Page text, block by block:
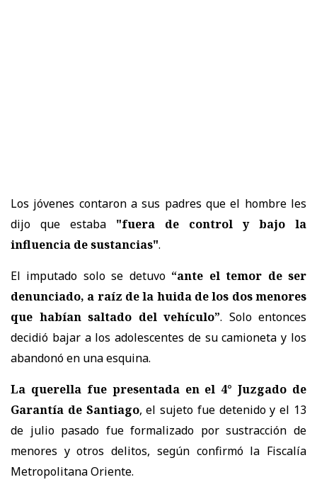
Los jóvenes contaron a sus padres que el hombre les
dijo que estaba "fuera de control y bajo la
influencia de sustancias".
El imputado solo se detuvo“ante el temor de ser
denunciado, a raíz de la huida de los dos menores
que habían saltado del vehículo”. Solo entonces
decidió bajar a los adolescentes de su camioneta y los
abandonó en una esquina.
La querella fue presentada en el 4° Juzgado de
Garantía de Santiago, el sujeto fue detenido y el 13
de julio pasado fue formalizado por sustracción de
menores y otros delitos, según confirmó la Fiscalía
Metropolitana Oriente.